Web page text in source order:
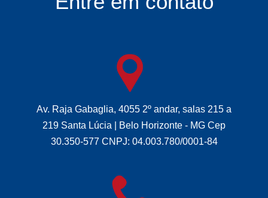
Av. Raja Gabaglia, 4055 2º andar, salas 215 a
219 Santa Lúcia | Belo Horizonte - MG Cep
30.350-577 CNPJ: 04.003.780/0001-84